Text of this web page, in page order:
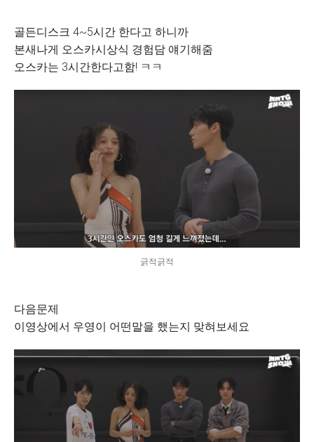
골든디스크 4~5시간 한다고 하니까
본새나게 오스카시상식 경험담 얘기해줌
오스카는 3시간한다고함! ㅋㅋ
긁적긁적
다음문제
이영상에서 우영이 어떤말을 했는지 맞혀보세요